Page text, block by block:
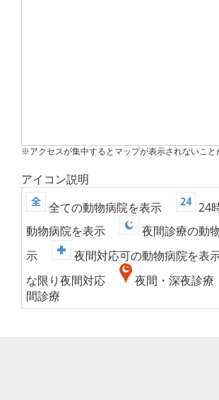
※アクセスが集中するとマップが表示されないこと
アイコン説明
全ての動物病院を表示
24
動物病院を表示
夜間診療の動
示
夜間対応可の動物病院を表
な限り夜間対応
夜間・深夜診
間診療